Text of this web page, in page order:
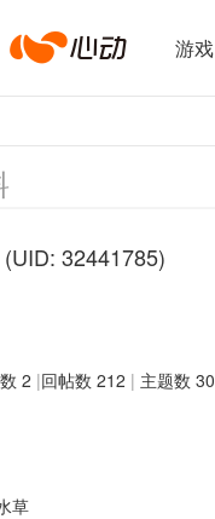
心
动
游戏
(UID: 32441785)
2 |回帖数 212 | 主题数 30
草